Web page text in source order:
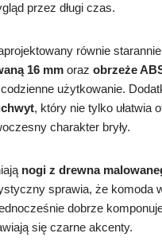
przez długi czas.
równie
16 mm oraz obrzeże
użytkowanie.
, który nie tylko ułatwia
charakter bryły.
nogi z drewna
sprawia, że komoda
dobrze
się czarne akcenty.